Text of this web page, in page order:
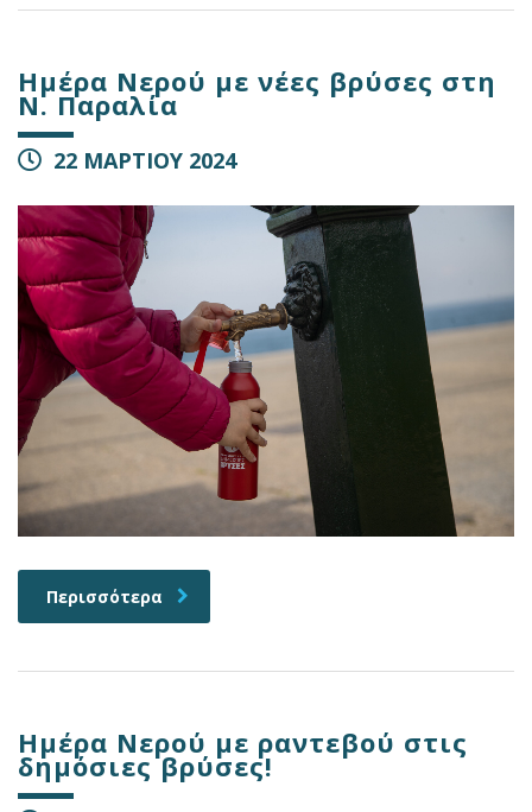
Ημέρα Νερού με νέες βρύσες στη
Ν. Παραλία
22 ΜΑΡΤΙΟΥ 2024
Περισσότερα
Ημέρα Νερού με ραντεβού στις
δημόσιες βρύσες!